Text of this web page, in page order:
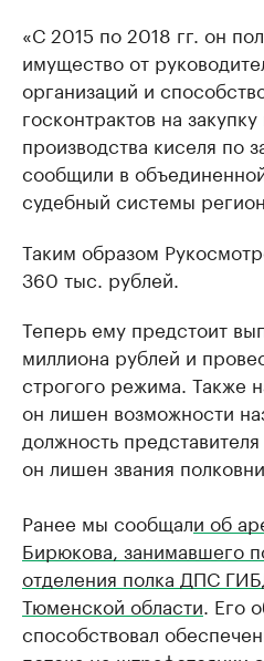
«С 2015 по 2018 гг. он
имущество от
организаций и
госконтрактов на
производства киселя по
сообщили в
судебный системы
Таким образом
360 тыс. рублей.
Теперь ему предстоит
миллиона рублей и
строгого режима. Также
он лишен возможности
должность
он лишен звания
Ранее мы сообщали об
Бирюкова, занимавшего
отделения полка ДПС
Тюменской области. Его
способствовал